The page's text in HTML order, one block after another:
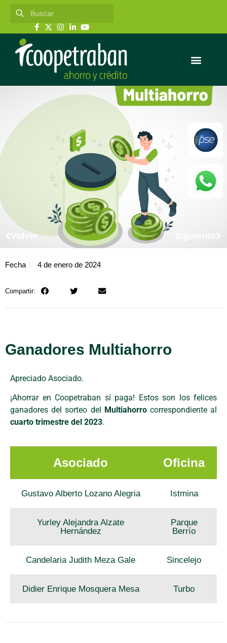
Volver
Fecha 4 de enero de 2024
Compartir:
Ganadores Multiahorro
Apreciado Asociado.
¡Ahorrar en Coopetraban sí paga! Estos son los felices
ganadores del sorteo del
Multiahorrocorrespondiente al
cuarto trimestre del 2023.
Asociado Oficina
Gustavo Alberto Lozano Alegria Istmina
Yurley Alejandra Alzate
Hernández
Parque
Berrío
Candelaria Judith Meza Gale Sincelejo
Didier Enrique Mosquera Mesa Turbo